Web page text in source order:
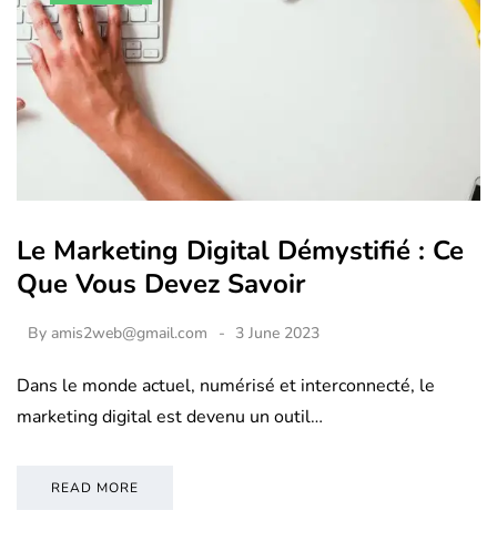
Le Marketing Digital Démystifié : Ce
Que Vous Devez Savoir
By amis2web@gmail.com 3 June 2023
Dans le monde actuel, numérisé et interconnecté, le
marketing digital est devenu un outil…
READ MORE